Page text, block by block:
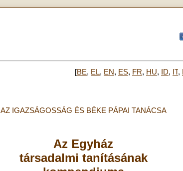
[BE, EL, EN, ES, FR, HU, ID, IT,
AZ IGAZSÁGOSSÁG ÉS BÉKE PÁPAI TANÁCSA
Az Egyház
társadalmi tanításának